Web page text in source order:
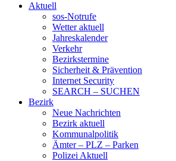
Aktuell
sos-Notrufe
Wetter aktuell
Jahreskalender
Verkehr
Bezirkstermine
Sicherheit & Prävention
Internet Security
SEARCH – SUCHEN
Bezirk
Neue Nachrichten
Bezirk aktuell
Kommunalpolitik
Ämter – PLZ – Parken
Polizei Aktuell